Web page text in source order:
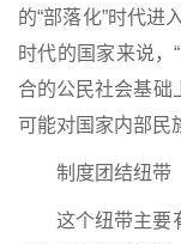
的“部落化”时代进
时代的国家来说，
合的公民社会基础
可能对国家内部民
制度团结纽带
这个纽带主要